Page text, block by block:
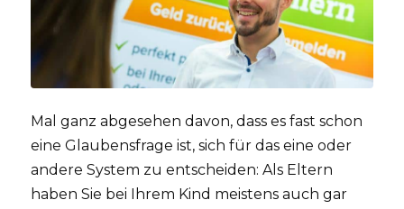
Mal ganz abgesehen davon, dass es fast schon
eine Glaubensfrage ist, sich für das eine oder
andere System zu entscheiden: Als Eltern
haben Sie bei Ihrem Kind meistens auch gar